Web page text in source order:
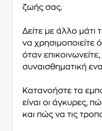
ζωής σας.
Δείτε με άλλο μάτι
να χρησιμοποιείτε
όταν
συναισθηματική
Κατανοήστε τα
είναι οι άγκυρες,
και πώς να τις